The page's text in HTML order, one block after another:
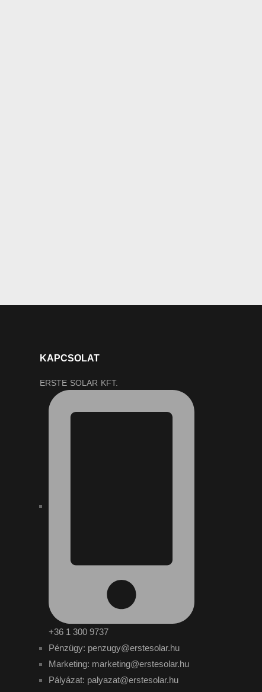
KAPCSOLAT
ERSTE SOLAR KFT.
+36 1 300 9737
Pénzügy: penzugy@erstesolar.hu
Marketing: marketing@erstesolar.hu
Pályázat: palyazat@erstesolar.hu